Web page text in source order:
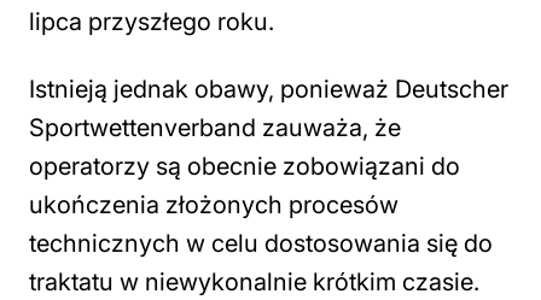
lipca przyszłego roku.
Istnieją jednak obawy, ponieważ Deutscher
Sportwettenverband zauważa, że
operatorzy są obecnie zobowiązani do
ukończenia złożonych procesów
technicznych w celu dostosowania się do
traktatu w niewykonalnie krótkim czasie.